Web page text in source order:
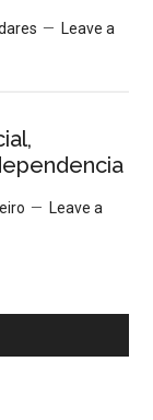
Leave a
Leave a